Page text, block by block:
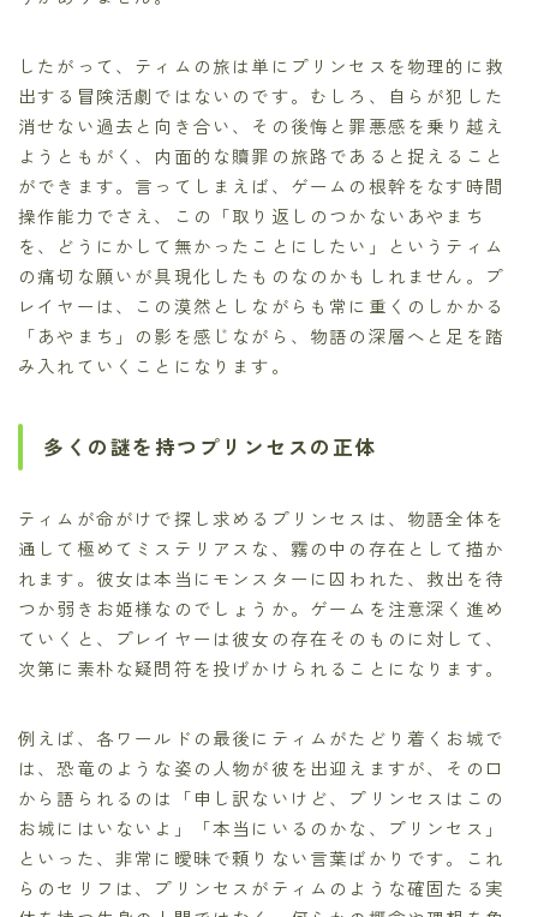
したがって、ティムの旅は単にプリンセスを物理的に救
出する冒険活劇ではないのです。むしろ、自らが犯した
消せない過去と向き合い、その後悔と罪悪感を乗り越え
ようともがく、内面的な贖罪の旅路であると捉えること
ができます。言ってしまえば、ゲームの根幹をなす時間
操作能力でさえ、この「取り返しのつかないあやまち
を、どうにかして無かったことにしたい」というティム
の痛切な願いが具現化したものなのかもしれません。プ
レイヤーは、この漠然としながらも常に重くのしかかる
「あやまち」の影を感じながら、物語の深層へと足を踏
み入れていくことになります。
多くの謎を持つプリンセスの正体
ティムが命がけで探し求めるプリンセスは、物語全体を
通して極めてミステリアスな、霧の中の存在として描か
れます。彼女は本当にモンスターに囚われた、救出を待
つか弱きお姫様なのでしょうか。ゲームを注意深く進め
ていくと、プレイヤーは彼女の存在そのものに対して、
次第に素朴な疑問符を投げかけられることになります。
例えば、各ワールドの最後にティムがたどり着くお城で
は、恐竜のような姿の人物が彼を出迎えますが、その口
から語られるのは「申し訳ないけど、プリンセスはこの
お城にはいないよ」「本当にいるのかな、プリンセス」
といった、非常に曖昧で頼りない言葉ばかりです。これ
らのセリフは、プリンセスがティムのような確固たる実